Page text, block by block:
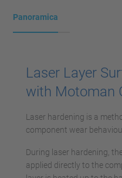
Panoramica
Laser Layer
with Motoman
Laser hardening is a
component wear
During laser hardening,
applied directly to the